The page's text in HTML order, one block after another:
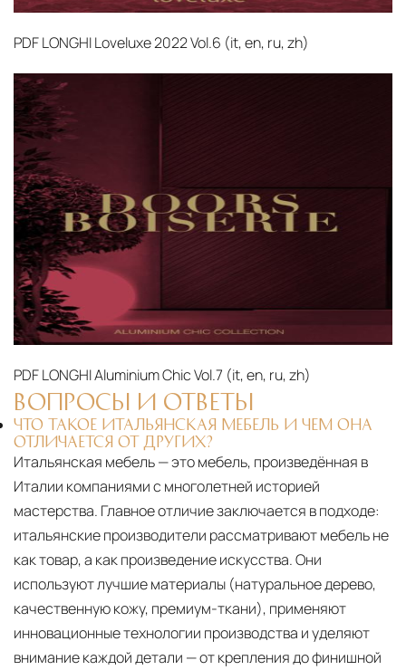
PDFLONGHI Loveluxe 2022 Vol.6 (it, en, ru, zh)‎
PDFLONGHI Aluminium Chic Vol.7 (it, en, ru, zh)‎
ВОПРОСЫ И ОТВЕТЫ
ЧТО ТАКОЕ ИТАЛЬЯНСКАЯ МЕБЕЛЬ И ЧЕМ ОНА
ОТЛИЧАЕТСЯ ОТ ДРУГИХ?
Итальянская мебель — это мебель, произведённая в
Италии компаниями с многолетней историей
мастерства. Главное отличие заключается в подходе:
итальянские производители рассматривают мебель не
как товар, а как произведение искусства. Они
используют лучшие материалы (натуральное дерево,
качественную кожу, премиум-ткани), применяют
инновационные технологии производства и уделяют
внимание каждой детали — от крепления до финишной